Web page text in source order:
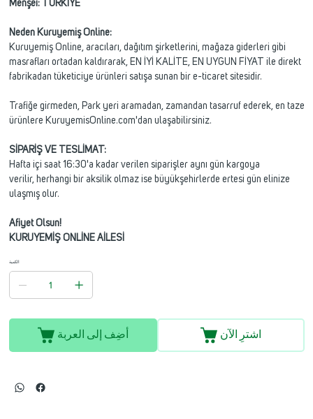
Menşei: TÜRKİYE
Neden Kuruyemiş Online:
Kuruyemiş Online, aracıları, dağıtım şirketlerini, mağaza giderleri gibi
masrafları ortadan kaldırarak, EN İYİ KALİTE, EN UYGUN FİYAT ile direkt
fabrikadan tüketiciye ürünleri satışa sunan bir e-ticaret sitesidir.
Trafiğe girmeden, Park yeri aramadan, zamandan tasarruf ederek, en taze
ürünlere KuruyemisOnline.com'dan ulaşabilirsiniz.
SİPARİŞ VE TESLİMAT:
Hafta içi saat 16:30'a kadar verilen siparişler aynı gün kargoya
verilir, herhangi bir aksilik olmaz ise büyükşehirlerde ertesi gün elinize
ulaşmış olur.
Afiyet Olsun!
KURUYEMİŞ ONLİNE AİLESİ
الكمية
أضِف إلى العربة اشترِ الآن